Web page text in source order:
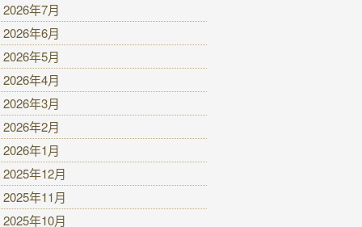
2026年7月
2026年6月
2026年5月
2026年4月
2026年3月
2026年2月
2026年1月
2025年12月
2025年11月
2025年10月